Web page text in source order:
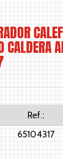
CALDERA
Ref.:
65104317